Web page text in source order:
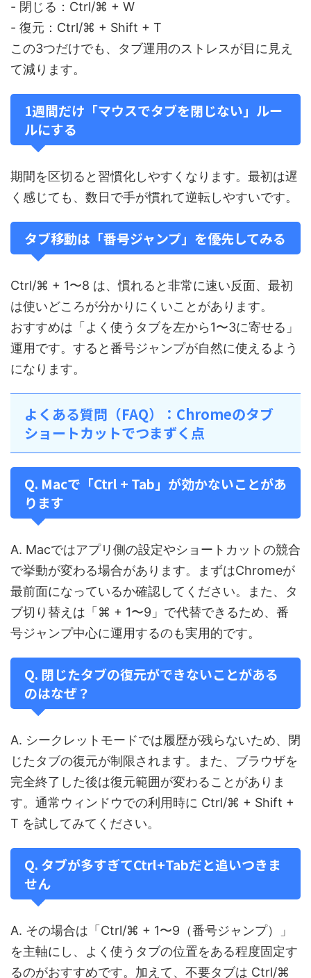
- 閉じる：Ctrl/⌘ + W
- 復元：Ctrl/⌘ + Shift + T
この3つだけでも、タブ運用のストレスが目に見え
て減ります。
1週間だけ「マウスでタブを閉じない」ルー
ルにする
期間を区切ると習慣化しやすくなります。最初は遅
く感じても、数日で手が慣れて逆転しやすいです。
タブ移動は「番号ジャンプ」を優先してみる
Ctrl/⌘ + 1〜8 は、慣れると非常に速い反面、最初
は使いどころが分かりにくいことがあります。
おすすめは「よく使うタブを左から1〜3に寄せる」
運用です。すると番号ジャンプが自然に使えるよう
になります。
よくある質問（FAQ）：Chromeのタブ
ショートカットでつまずく点
Q. Macで「Ctrl + Tab」が効かないことがあ
ります
A. Macではアプリ側の設定やショートカットの競合
で挙動が変わる場合があります。まずはChromeが
最前面になっているか確認してください。また、タ
ブ切り替えは「⌘ + 1〜9」で代替できるため、番
号ジャンプ中心に運用するのも実用的です。
Q. 閉じたタブの復元ができないことがある
のはなぜ？
A. シークレットモードでは履歴が残らないため、閉
じたタブの復元が制限されます。また、ブラウザを
完全終了した後は復元範囲が変わることがありま
す。通常ウィンドウでの利用時に Ctrl/⌘ + Shift +
T を試してみてください。
Q. タブが多すぎてCtrl+Tabだと追いつきま
せん
A. その場合は「Ctrl/⌘ + 1〜9（番号ジャンプ）」
を主軸にし、よく使うタブの位置をある程度固定す
るのがおすすめです。加えて、不要タブは Ctrl/⌘